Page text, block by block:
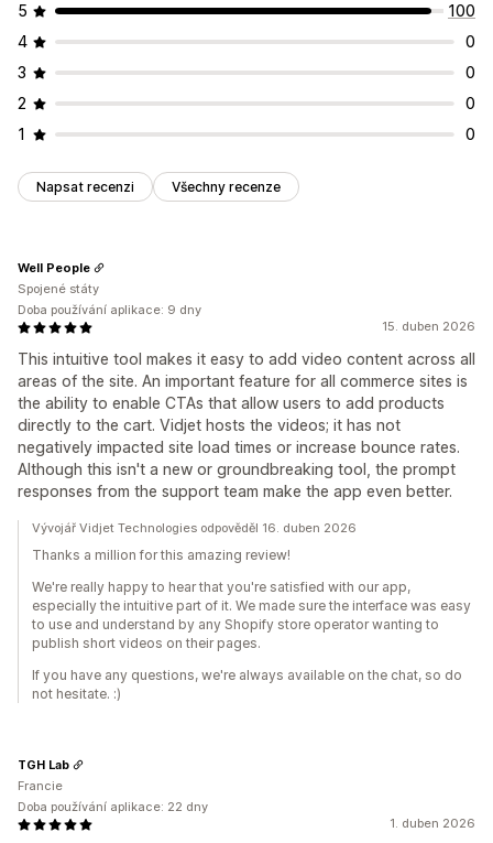
5
100
4
0
3
0
2
0
1
0
Napsat recenzi Všechny recenze
15. duben 2026
This intuitive tool makes it easy to add video content across all
areas of the site. An important feature for all commerce sites is
the ability to enable CTAs that allow users to add products
directly to the cart. Vidjet hosts the videos; it has not
negatively impacted site load times or increase bounce rates.
Although this isn't a new or groundbreaking tool, the prompt
responses from the support team make the app even better.
Well People
Spojené státy
Doba používání aplikace: 9 dny
Vývojář Vidjet Technologies odpověděl 16. duben 2026
Thanks a million for this amazing review!
We're really happy to hear that you're satisfied with our app,
especially the intuitive part of it. We made sure the interface was easy
to use and understand by any Shopify store operator wanting to
publish short videos on their pages.
If you have any questions, we're always available on the chat, so do
not hesitate. :)
1. duben 2026
TGH Lab
Francie
Doba používání aplikace: 22 dny